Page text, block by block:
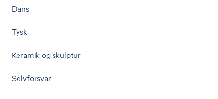
Dans
Tysk
Keramik og skulptur
Selvforsvar